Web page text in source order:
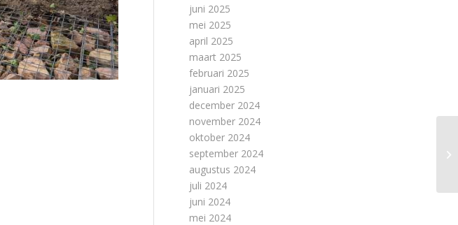
juni 2025
mei 2025
april 2025
maart 2025
februari 2025
januari 2025
december 2024
november 2024
oktober 2024
september 2024
augustus 2024
juli 2024
juni 2024
mei 2024